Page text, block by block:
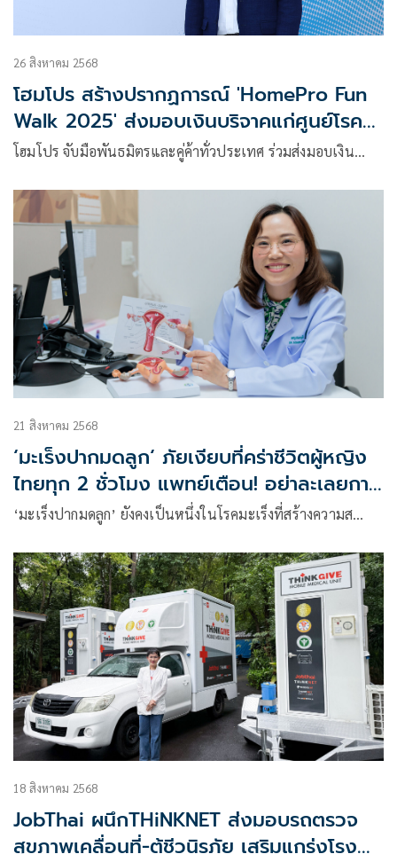
26 สิงหาคม 2568
โฮมโปร สร้างปรากฏการณ์ 'HomePro Fun
Walk 2025' ส่งมอบเงินบริจาคแก่ศูนย์โรค
หัวใจ รพ.จุฬาลงกรณ์ สภากาชาดไทย
โฮมโปร จับมือพันธมิตรและคู่ค้าทั่วประเทศ ร่วมส่งมอบเงิน…
21 สิงหาคม 2568
‘มะเร็งปากมดลูก‘ ภัยเงียบที่คร่าชีวิตผู้หญิง
ไทยทุก 2 ชั่วโมง แพทย์เตือน! อย่าละเลยการ
ตรวจคัดกรอง พร้อมฉีควัคซีน HPV ป้องกัน
‘มะเร็งปากมดลูก’ ยังคงเป็นหนึ่งในโรคมะเร็งที่สร้างความส…
18 สิงหาคม 2568
JobThai ผนึกTHiNKNET ส่งมอบรถตรวจ
สุขภาพเคลื่อนที่-ตู้ชีวนิรภัย เสริมแกร่งโรง